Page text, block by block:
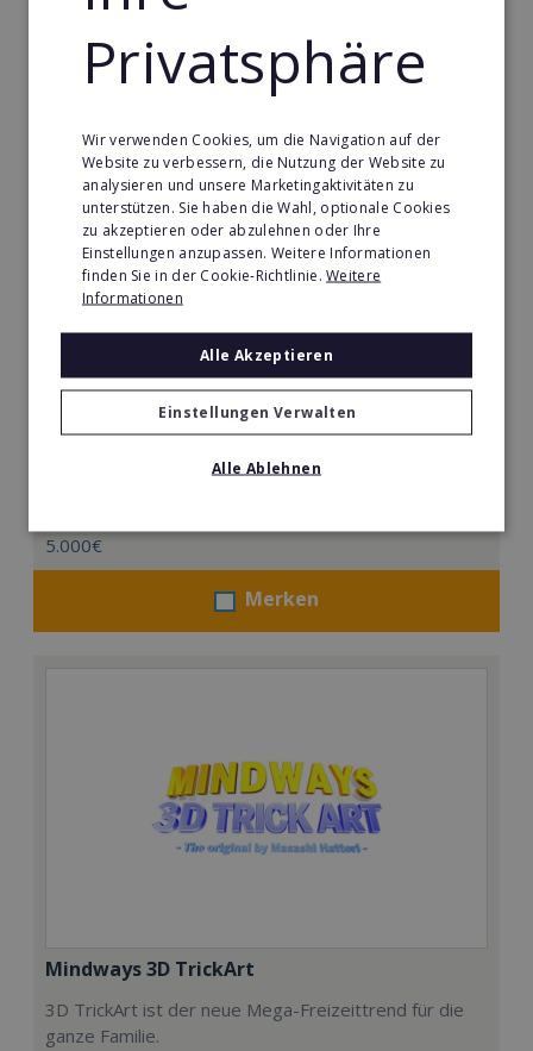
Merken
Körperformen EMS
Körperformen - Erfolg mit medizinisch erprobtem
EMS-Equipment. Hier mehr erfahren
5.000€
Merken
Mindways 3D TrickArt
3D TrickArt ist der neue Mega-Freizeittrend für die
ganze Familie.
Privatsphäre
Wir verwenden Cookies, um die Navigation auf der
Website zu verbessern, die Nutzung der Website zu
analysieren und unsere Marketingaktivitäten zu
unterstützen. Sie haben die Wahl, optionale Cookies
zu akzeptieren oder abzulehnen oder Ihre
Einstellungen anzupassen. Weitere Informationen
finden Sie in der Cookie-Richtlinie.Weitere
Informationen
Alle Akzeptieren
Einstellungen Verwalten
Alle Ablehnen